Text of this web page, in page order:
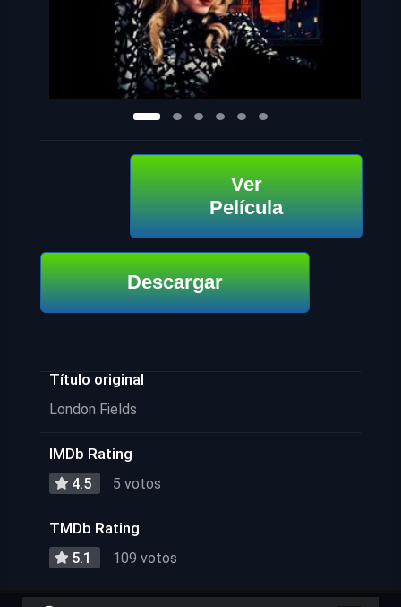
Ver
Película
Descargar
Título original
London Fields
IMDb Rating
4.5 5 votos
TMDb Rating
5.1 109 votos